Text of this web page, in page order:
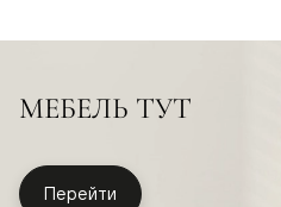
МЕБЕЛЬ ТУТ
Перейти